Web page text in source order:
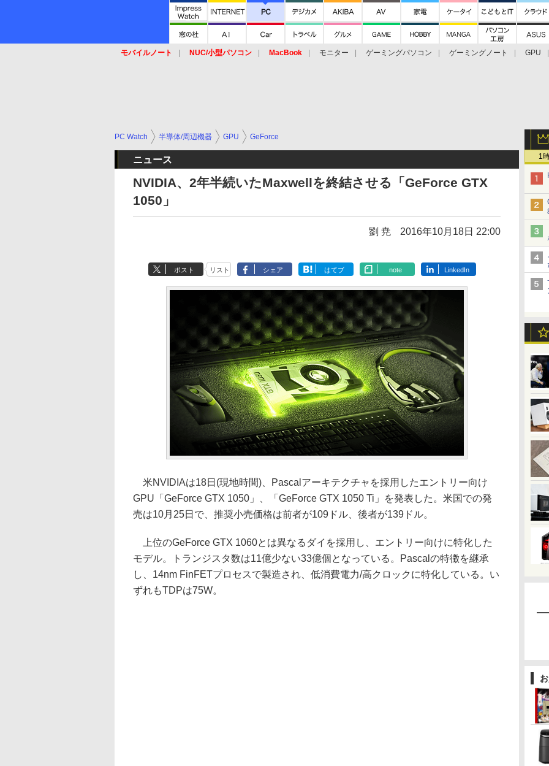
モバイルノート NUC/小型パソコン MacBook モニター ゲーミングパソコン ゲーミングノート
GPU
1
PC Watch 半導体/周辺機器 GPU GeForce
ニュース
NVIDIA、2年半続いたMaxwellを終結させる「GeForce GTX
1050」
劉 尭 2016年10月18日 22:00
ポスト リスト シェア はてブ note LinkedIn
米NVIDIAは18日(現地時間)、Pascalアーキテクチャを採用したエントリー向け
GPU「GeForce GTX 1050」、「GeForce GTX 1050 Ti」を発表した。米国での発
売は10月25日で、推奨小売価格は前者が109ドル、後者が139ドル。
上位のGeForce GTX 1060とは異なるダイを採用し、エントリー向けに特化した
モデル。トランジスタ数は11億少ない33億個となっている。Pascalの特徴を継承
し、14nm FinFETプロセスで製造され、低消費電力/高クロックに特化している。い
ずれもTDPは75W。